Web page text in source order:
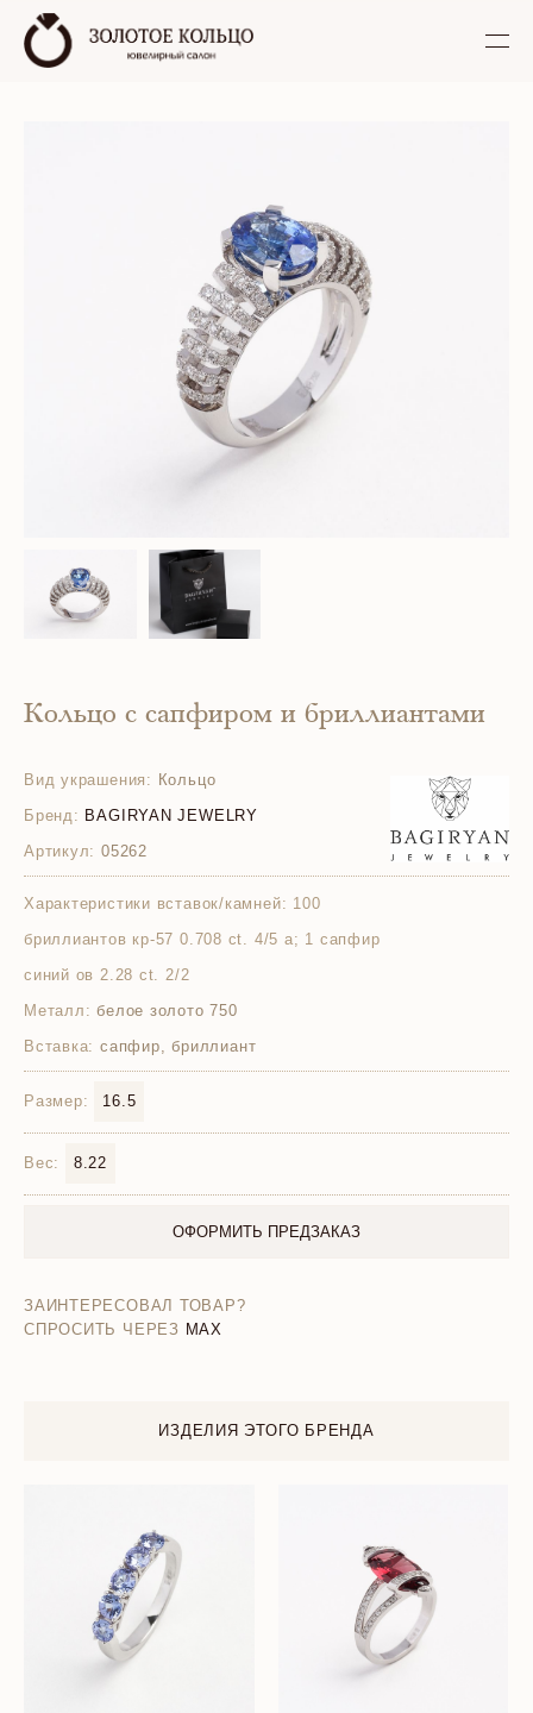
Кольцо с сапфиром и бриллиантами
Вид украшения: Кольцо
Бренд: BAGIRYAN JEWELRY
Артикул: 05262
Характеристики вставок/камней: 100
бриллиантов кр-57 0.708 ct. 4/5 а; 1 сапфир
синий ов 2.28 ct. 2/2
Металл: белое золото 750
Вставка: сапфир, бриллиант
Размер: 16.5
Вес: 8.22
ОФОРМИТЬ ПРЕДЗАКАЗ
ЗАИНТЕРЕСОВАЛ ТОВАР?
СПРОСИТЬ ЧЕРЕЗ MAX
ИЗДЕЛИЯ ЭТОГО БРЕНДА